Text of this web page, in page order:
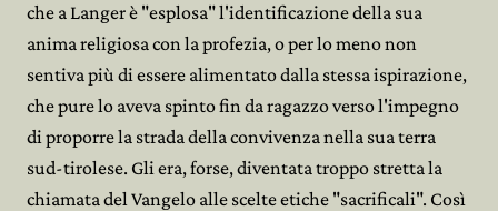
che a Langer è "esplosa" l'identificazione della sua
anima religiosa con la profezia, o per lo meno non
sentiva più di essere alimentato dalla stessa ispirazione,
che pure lo aveva spinto fin da ragazzo verso l'impegno
di proporre la strada della convivenza nella sua terra
sud-tirolese. Gli era, forse, diventata troppo stretta la
chiamata del Vangelo alle scelte etiche "sacrificali". Così